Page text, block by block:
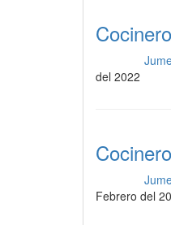
del 2022
Febrero del